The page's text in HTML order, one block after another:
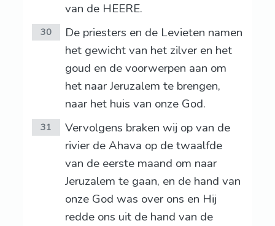
van de HEERE.
30
De priesters en de Levieten namen
het gewicht van het zilver en het
goud en de voorwerpen aan om
het naar Jeruzalem te brengen,
naar het huis van onze God.
31
Vervolgens braken wij op van de
rivier de Ahava op de twaalfde
van de eerste maand om naar
Jeruzalem te gaan, en de hand van
onze God was over ons en Hij
redde ons uit de hand van de